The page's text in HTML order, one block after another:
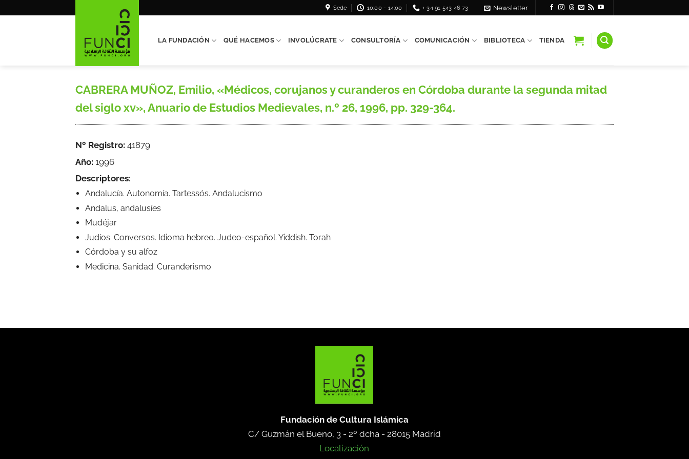
Sede 10:00 - 14:00 + 34 91 543 46 73 Newsletter
LA FUNDACIÓN QUÉ HACEMOS INVOLÚCRATE CONSULTORÍA COMUNICACIÓN BIBLIOTECA TIENDA
CABRERA MUÑOZ, Emilio, «Médicos, corujanos y curanderos en Córdoba durante la segunda mitad
del siglo xv», Anuario de Estudios Medievales, n.º 26, 1996, pp. 329-364.
Nº Registro: 41879
Año: 1996
Descriptores:
Andalucía. Autonomía. Tartessós. Andalucismo
Andalus, andalusíes
Mudéjar
Judíos. Conversos. Idioma hebreo. Judeo-español. Yiddish. Torah
Córdoba y su alfoz
Medicina. Sanidad. Curanderismo
Fundación de Cultura Islámica
C/ Guzmán el Bueno, 3 - 2º dcha - 28015 Madrid
Localización